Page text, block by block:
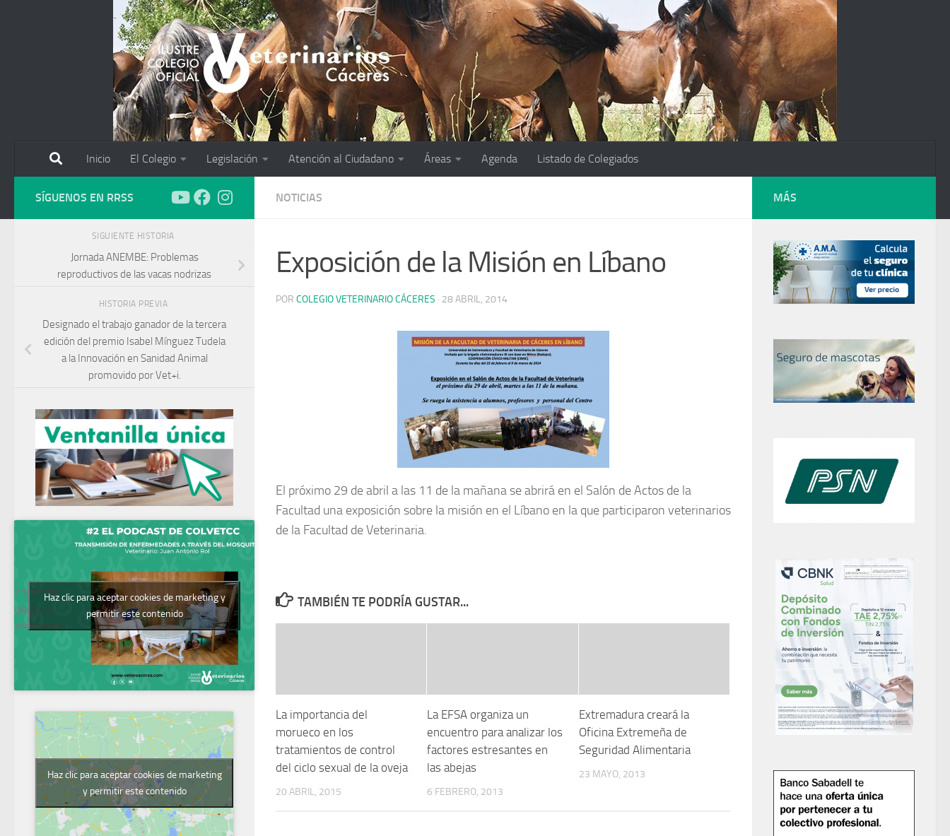
Inicio El Colegio Legislación Atención al Ciudadano Áreas Agenda Listado de Colegiados
NOTICIAS
Exposición de la Misión en Líbano
POR COLEGIO VETERINARIO CÁCERES · 28 ABRIL, 2014
El próximo 29 de abril a las 11 de la mañana se abrirá en el Salón de Actos de la
Facultad una exposición sobre la misión en el Líbano en la que participaron veterinarios
de la Facultad de Veterinaria.
TAMBIÉN TE PODRÍA GUSTAR...
La importancia del
morueco en los
tratamientos de control
del ciclo sexual de la oveja
20 ABRIL, 2015
La EFSA organiza un
encuentro para analizar los
factores estresantes en
las abejas
6 FEBRERO, 2013
Extremadura creará la
Oficina Extremeña de
Seguridad Alimentaria
23 MAYO, 2013
SÍGUENOS EN RRSS
SIGUIENTE HISTORIA
Jornada ANEMBE: Problemas
reproductivos de las vacas nodrizas
HISTORIA PREVIA
Designado el trabajo ganador de la tercera
edición del premio Isabel Mínguez Tudela
a la Innovación en Sanidad Animal
promovido por Vet+i.
Podcast del
Colegio de
Veterinarios
Haz clic para aceptar cookies de marketing y
permitir este contenido
Haz clic para aceptar cookies de marketing
y permitir este contenido
MÁS